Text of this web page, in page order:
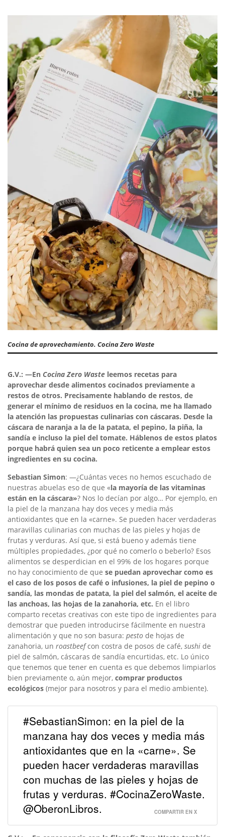
Cocina de aprovechamiento. Cocina Zero Waste
G.V.: —En Cocina Zero Waste leemos recetas para
aprovechar desde alimentos cocinados previamente a
restos de otros. Precisamente hablando de restos, de
generar el mínimo de residuos en la cocina, me ha llamado
la atención las propuestas culinarias con cáscaras. Desde la
cáscara de naranja a la de la patata, el pepino, la piña, la
sandía e incluso la piel del tomate. Háblenos de estos platos
porque habrá quien sea un poco reticente a emplear estos
ingredientes en su cocina.
Sebastian Simon: —¿Cuántas veces no hemos escuchado de
nuestras abuelas eso de que «la mayoría de las vitaminas
están en la cáscara»? Nos lo decían por algo… Por ejemplo, en
la piel de la manzana hay dos veces y media más
antioxidantes que en la «carne». Se pueden hacer verdaderas
maravillas culinarias con muchas de las pieles y hojas de
frutas y verduras. Así que, si está bueno y además tiene
múltiples propiedades, ¿por qué no comerlo o beberlo? Esos
alimentos se desperdician en el 99% de los hogares porque
no hay conocimiento de que se puedan aprovechar como es
el caso de los posos de café o infusiones, la piel de pepino o
sandía, las mondas de patata, la piel del salmón, el aceite de
las anchoas, las hojas de la zanahoria, etc. En el libro
comparto recetas creativas con este tipo de ingredientes para
demostrar que pueden introducirse fácilmente en nuestra
alimentación y que no son basura: pesto de hojas de
zanahoria, un roastbeefcon costra de posos de café, sushi de
piel de salmón, cáscaras de sandía encurtidas, etc. Lo único
que tenemos que tener en cuenta es que debemos limpiarlos
bien previamente o, aún mejor, comprar productos
ecológicos (mejor para nosotros y para el medio ambiente).
#SebastianSimon: en la piel de la
manzana hay dos veces y media más
antioxidantes que en la «carne». Se
pueden hacer verdaderas maravillas
con muchas de las pieles y hojas de
frutas y verduras. #CocinaZeroWaste.
@OberonLibros.
COMPARTIR EN X